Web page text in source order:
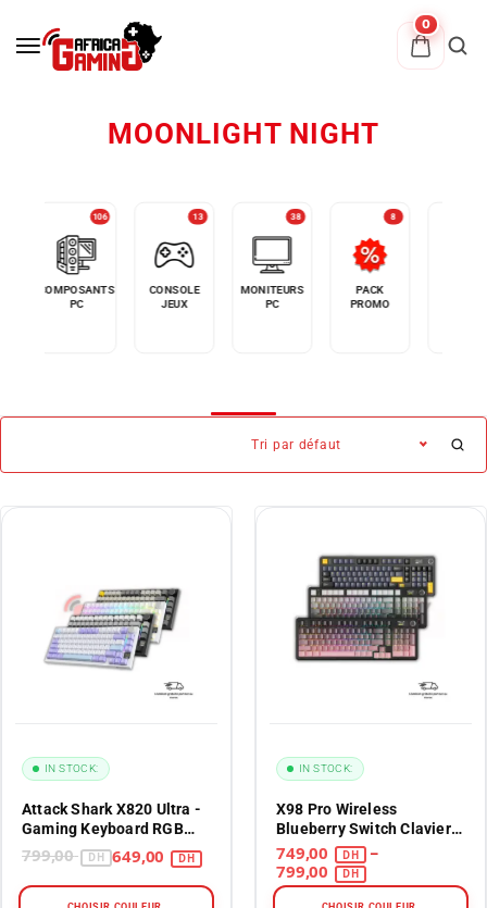
0
MOONLIGHT NIGHT
106
COMPOSANTS
PC
13
CONSOLE
JEUX
38
MONITEURS
PC
8
PACK
PROMO
Tri par défaut
Attack Shark X820 Ultra -
Gaming Keyboard RGB
Tri-Mode
799,00
IN STOCK:
X98 Pro Wireless
Blueberry Switch Clavier
Gaming Maroc |
AFRICAGAMING
–
IN STOCK: